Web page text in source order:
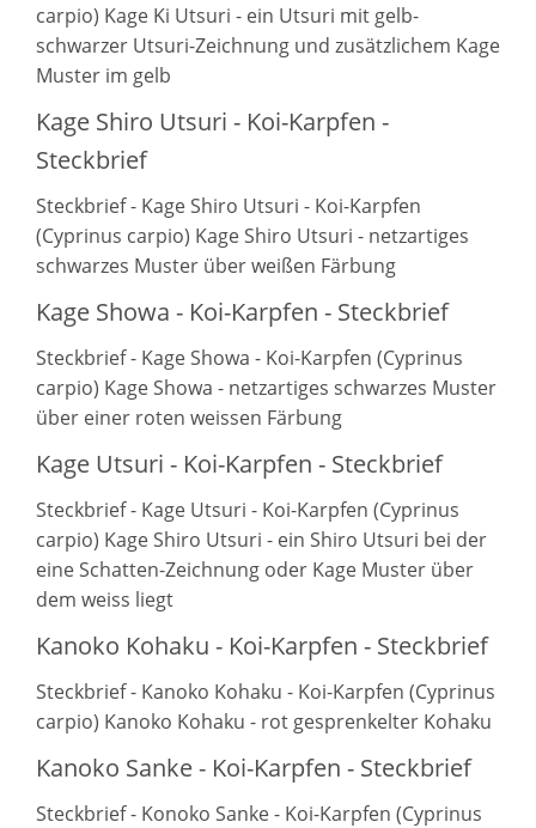
carpio) Kage Ki Utsuri - ein Utsuri mit gelb-
schwarzer Utsuri-Zeichnung und zusätzlichem Kage
Muster im gelb
Kage Shiro Utsuri - Koi-Karpfen -
Steckbrief
Steckbrief - Kage Shiro Utsuri - Koi-Karpfen
(Cyprinus carpio) Kage Shiro Utsuri - netzartiges
schwarzes Muster über weißen Färbung
Kage Showa - Koi-Karpfen - Steckbrief
Steckbrief - Kage Showa - Koi-Karpfen (Cyprinus
carpio) Kage Showa - netzartiges schwarzes Muster
über einer roten weissen Färbung
Kage Utsuri - Koi-Karpfen - Steckbrief
Steckbrief - Kage Utsuri - Koi-Karpfen (Cyprinus
carpio) Kage Shiro Utsuri - ein Shiro Utsuri bei der
eine Schatten-Zeichnung oder Kage Muster über
dem weiss liegt
Kanoko Kohaku - Koi-Karpfen - Steckbrief
Steckbrief - Kanoko Kohaku - Koi-Karpfen (Cyprinus
carpio) Kanoko Kohaku - rot gesprenkelter Kohaku
Kanoko Sanke - Koi-Karpfen - Steckbrief
Steckbrief - Konoko Sanke - Koi-Karpfen (Cyprinus